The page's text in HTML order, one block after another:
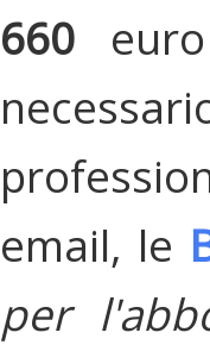
660
email, le
per